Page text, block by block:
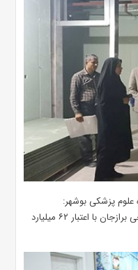
علوم پزشکی بوشهر:
پروژه‌های عمرانی بیمارستان شهید گنجی برازجان با اعتبار ۶۲ میلیارد